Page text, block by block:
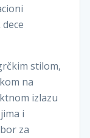
stilom,
na
izlazu
i
za